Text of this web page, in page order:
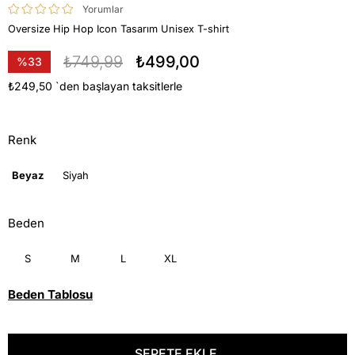
Yorumlar
Oversize Hip Hop Icon Tasarım Unisex T-shirt
%33
İndirim
₺749,99 ₺499,00
₺249,50 `den başlayan taksitlerle
Renk
Beyaz Siyah
Beden
S M L XL
Beden Tablosu